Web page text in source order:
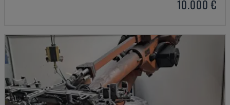
10.000 €